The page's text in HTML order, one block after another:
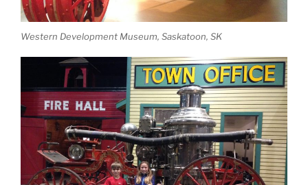
Western Development Museum, Saskatoon, SK